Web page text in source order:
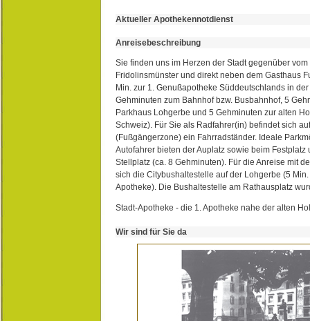
Aktueller Apothekennotdienst
Anreisebeschreibung
Sie finden uns im Herzen der Stadt gegenüber
Fridolinsmünster und direkt neben dem Gasthaus
Min. zur 1. Genußapotheke Süddeutschlands in
Gehminuten zum Bahnhof bzw. Busbahnhof, 5
Parkhaus Lohgerbe und 5 Gehminuten zur alten
Schweiz). Für Sie als Radfahrer(in) befindet sich
(Fußgängerzone) ein Fahrradständer. Ideale
Autofahrer bieten der Auplatz sowie beim Festplatz
Stellplatz (ca. 8 Gehminuten). Für die Anreise mit
sich die Citybushaltestelle auf der Lohgerbe (5
Apotheke). Die Bushaltestelle am Rathausplatz
Stadt-Apotheke - die 1. Apotheke nahe der alten
Wir sind für Sie da